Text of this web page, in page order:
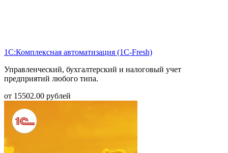
1С:Комплексная автоматизация (1С-Fresh)
Управленческий, бухгалтерский и налоговый учет
предприятий любого типа.
от 15502.00 рублей